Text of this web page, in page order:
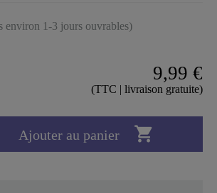
environ 1-3 jours ouvrables)
9,99 €
(TTC | livraison gratuite)
Ajouter au panier 